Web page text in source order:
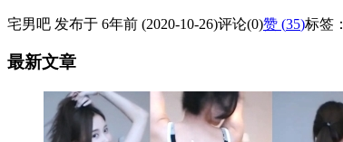
宅男吧 发布于 6年前 (2020-10-26)评论(0)赞 (35)标签：
最新文章